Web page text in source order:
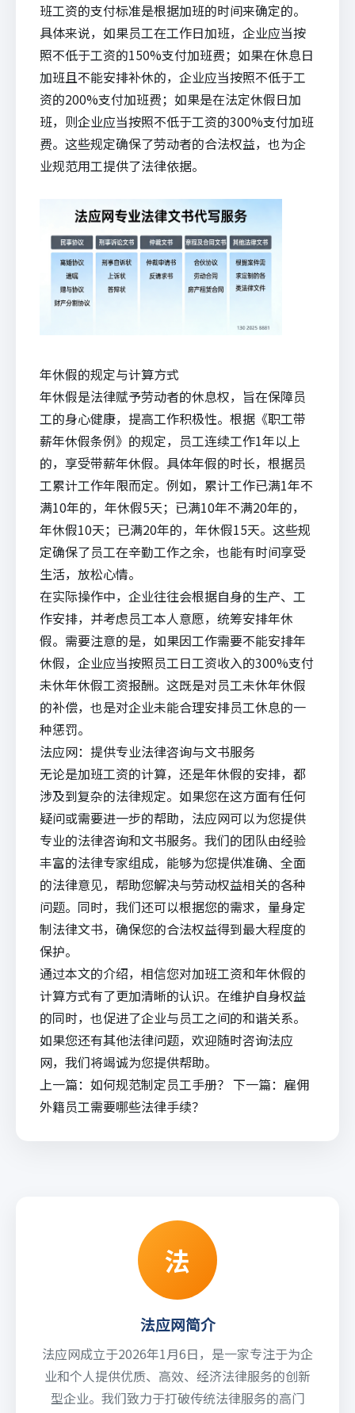
班工资的支付标准是根据加班的时间来确定的。
具体来说，如果员工在工作日加班，企业应当按
照不低于工资的150%支付加班费；如果在休息日
加班且不能安排补休的，企业应当按照不低于工
资的200%支付加班费；如果是在法定休假日加
班，则企业应当按照不低于工资的300%支付加班
费。这些规定确保了劳动者的合法权益，也为企
业规范用工提供了法律依据。
年休假的规定与计算方式
年休假是法律赋予劳动者的休息权，旨在保障员
工的身心健康，提高工作积极性。根据《职工带
薪年休假条例》的规定，员工连续工作1年以上
的，享受带薪年休假。具体年假的时长，根据员
工累计工作年限而定。例如，累计工作已满1年不
满10年的，年休假5天；已满10年不满20年的，
年休假10天；已满20年的，年休假15天。这些规
定确保了员工在辛勤工作之余，也能有时间享受
生活，放松心情。
在实际操作中，企业往往会根据自身的生产、工
作安排，并考虑员工本人意愿，统筹安排年休
假。需要注意的是，如果因工作需要不能安排年
休假，企业应当按照员工日工资收入的300%支付
未休年休假工资报酬。这既是对员工未休年休假
的补偿，也是对企业未能合理安排员工休息的一
种惩罚。
法应网：提供专业法律咨询与文书服务
无论是加班工资的计算，还是年休假的安排，都
涉及到复杂的法律规定。如果您在这方面有任何
疑问或需要进一步的帮助， 法应网可以为您提供
专业的法律咨询和文书服务。我们的团队由经验
丰富的法律专家组成，能够为您提供准确、全面
的法律意见，帮助您解决与劳动权益相关的各种
问题。同时，我们还可以根据您的需求，量身定
制法律文书，确保您的合法权益得到最大程度的
保护。
通过本文的介绍，相信您对加班工资和年休假的
计算方式有了更加清晰的认识。在维护自身权益
的同时，也促进了企业与员工之间的和谐关系。
如果您还有其他法律问题，欢迎随时咨询法应
网，我们将竭诚为您提供帮助。
上一篇： 如何规范制定员工手册？ 下一篇： 雇佣
外籍员工需要哪些法律手续？
法
法应网简介
法应网成立于2026年1月6日，是一家专注于为企
业和个人提供优质、高效、经济法律服务的创新
型企业。我们致力于打破传统法律服务的高门